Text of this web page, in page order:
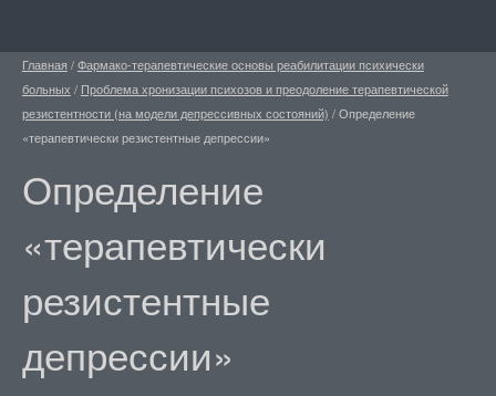
Главная /Фармако-терапевтические основы реабилитации психически
больных / Проблема хронизации психозов и преодоление терапевтической
резистентности (на модели депрессивных состояний) /Определение
«терапевтически резистентные депрессии»
Определение
«терапевтически
резистентные
депрессии»